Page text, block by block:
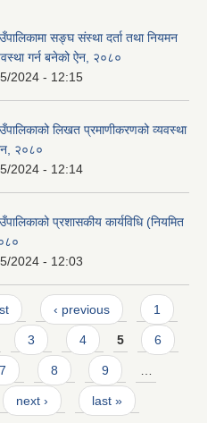
सङ्घ संस्था दर्ता तथा नियमन
गर्न बनेको ऐन, २०८०
2024 - 12:15
लिखत प्रमाणीकरणको व्यवस्था
२०८०
2024 - 12:14
प्रशासकीय कार्यविधि (नियमित
2024 - 12:03
‹ previous 1
3 4 5 6
7 8 9 …
next › last »